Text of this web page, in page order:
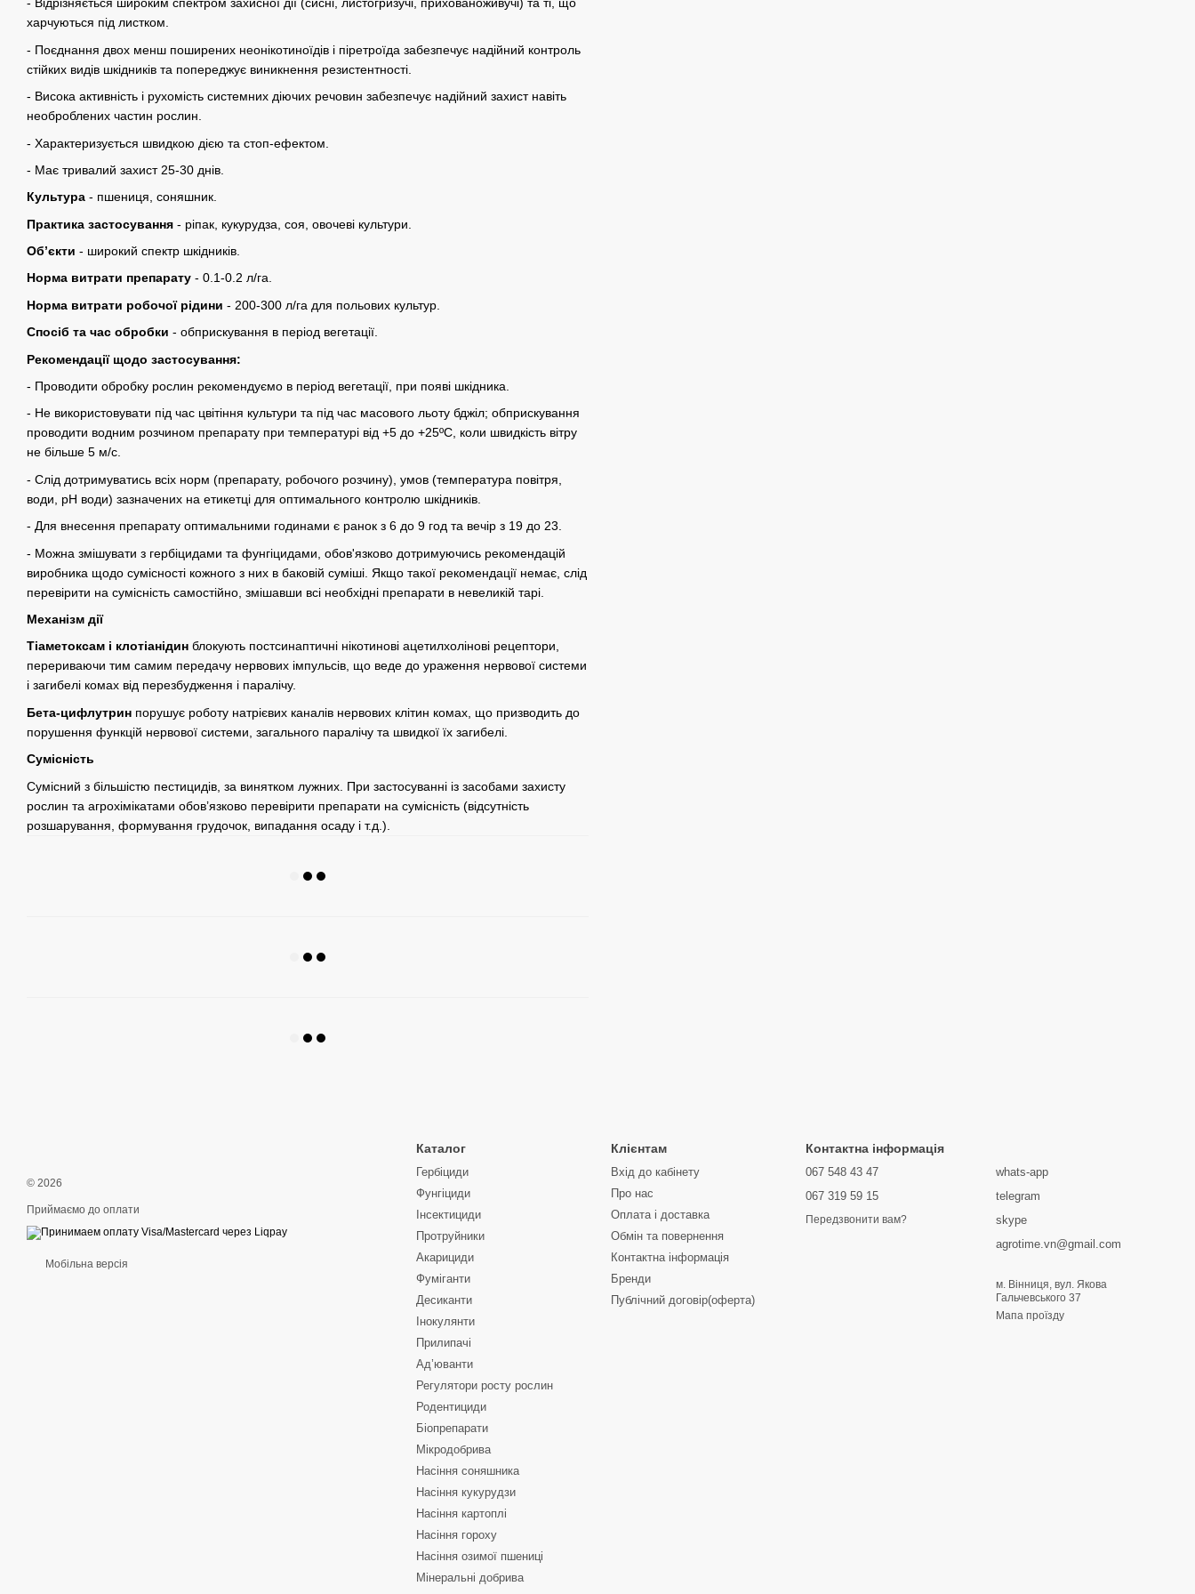
- Відрізняється широким спектром захисної дії (сисні, листогризучі, прихованоживучі) та ті, що
харчуються під листком.
- Поєднання двох менш поширених неонікотиноїдів і піретроїда забезпечує надійний контроль
стійких видів шкідників та попереджує виникнення резистентності.
- Висока активність і рухомість системних діючих речовин забезпечує надійний захист навіть
необроблених частин рослин.
- Характеризується швидкою дією та стоп-ефектом.
- Має тривалий захист 25-30 днів.
Культура - пшениця, соняшник.
Практика застосування - ріпак, кукурудза, соя, овочеві культури.
Об’єкти - широкий спектр шкідників.
Норма витрати препарату - 0.1-0.2 л/га.
Норма витрати робочої рідини - 200-300 л/га для польових культур.
Спосіб та час обробки - обприскування в період вегетації.
Рекомендації щодо застосування:
- Проводити обробку рослин рекомендуємо в період вегетації, при появі шкідника.
- Не використовувати під час цвітіння культури та під час масового льоту бджіл; обприскування
проводити водним розчином препарату при температурі від +5 до +25ºС, коли швидкість вітру
не більше 5 м/с.
- Слід дотримуватись всіх норм (препарату, робочого розчину), умов (температура повітря,
води, рН води) зазначених на етикетці для оптимального контролю шкідників.
- Для внесення препарату оптимальними годинами є ранок з 6 до 9 год та вечір з 19 до 23.
- Можна змішувати з гербіцидами та фунгіцидами, обов'язково дотримуючись рекомендацій
виробника щодо сумісності кожного з них в баковій суміші. Якщо такої рекомендації немає, слід
перевірити на сумісність самостійно, змішавши всі необхідні препарати в невеликій тарі.
Механізм дії
Тіаметоксам і клотіанідин блокують постсинаптичні нікотинові ацетилхолінові рецептори,
перериваючи тим самим передачу нервових імпульсів, що веде до ураження нервової системи
і загибелі комах від перезбудження і паралічу.
Бета-цифлутрин порушує роботу натрієвих каналів нервових клітин комах, що призводить до
порушення функцій нервової системи, загального паралічу та швидкої їх загибелі.
Сумісність
Сумісний з більшістю пестицидів, за винятком лужних. При застосуванні із засобами захисту
рослин та агрохімікатами обов’язково перевірити препарати на сумісність (відсутність
розшарування, формування грудочок, випадання осаду і т.д.).
© 2026
Приймаємо до оплати
Мобільна версія
Каталог
Гербіциди
Фунгіциди
Інсектициди
Протруйники
Акарициди
Фуміганти
Десиканти
Інокулянти
Прилипачі
Ад’юванти
Регулятори росту рослин
Родентициди
Біопрепарати
Мікродобрива
Насіння соняшника
Насіння кукурудзи
Насіння картоплі
Насіння гороху
Насіння озимої пшениці
Мінеральні добрива
Клієнтам
Вхід до кабінету
Про нас
Оплата і доставка
Обмін та повернення
Контактна інформація
Бренди
Публічний договір(оферта)
Контактна інформація
067 548 43 47
067 319 59 15
Передзвонити вам?
whats-app
telegram
skype
agrotime.vn@gmail.com
м. Вінниця, вул. Якова
Гальчевського 37
Мапа проїзду